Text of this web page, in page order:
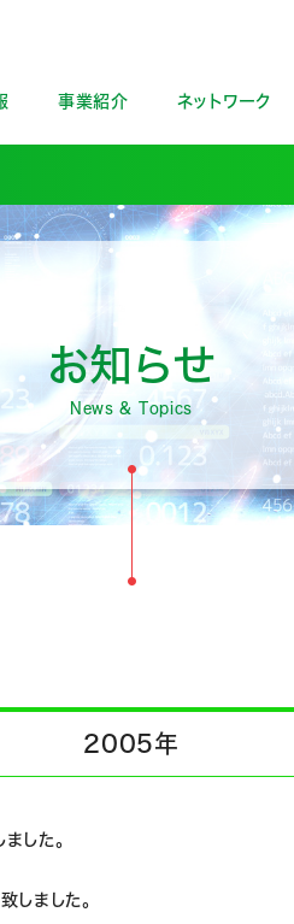
事業紹介 ネットワーク
お知らせ
News & Topics
2005年
した。
しました。